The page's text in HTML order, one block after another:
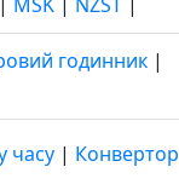
годинник |
часу | Конвертор